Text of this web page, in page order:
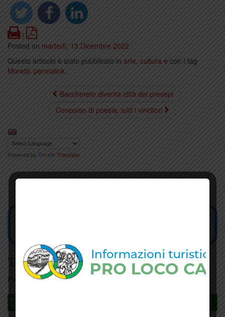
Print
|
Posted on martedì, 13 Dicembre 2022
Questo articolo è stato pubblicato in arte, cultura e con I tag
Moretti. permalink.
Bacchereto diventa città dei presepi
Concorso di poesia, tutti i vincitori
Powered by Translate
Tesseramento
Puoi tesserarti online
DAGLI L'ANDA